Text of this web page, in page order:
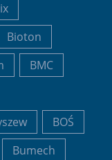
Bioton
BMC
BOŚ
Bumech